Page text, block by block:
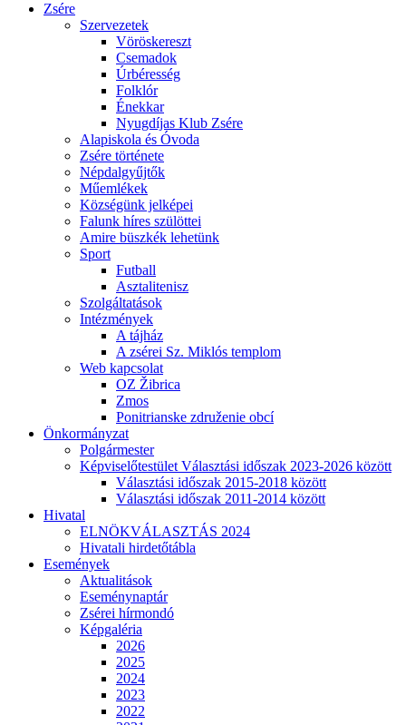
Zsére
Szervezetek
Vöröskereszt
Csemadok
Úrbéresség
Folklór
Énekkar
Nyugdíjas Klub Zsére
Alapiskola és Óvoda
Zsére története
Népdalgyűjtők
Műemlékek
Községünk jelképei
Falunk híres szülöttei
Amire büszkék lehetünk
Sport
Futball
Asztalitenisz
Szolgáltatások
Intézmények
A tájház
A zsérei Sz. Miklós templom
Web kapcsolat
OZ Žibrica
Zmos
Ponitrianske združenie obcí
Önkormányzat
Polgármester
Képviselőtestület Választási időszak 2023-2026 között
Választási időszak 2015-2018 között
Választási időszak 2011-2014 között
Hivatal
ELNÖKVÁLASZTÁS 2024
Hivatali hirdetőtábla
Események
Aktualitások
Eseménynaptár
Zsérei hírmondó
Képgaléria
2026
2025
2024
2023
2022